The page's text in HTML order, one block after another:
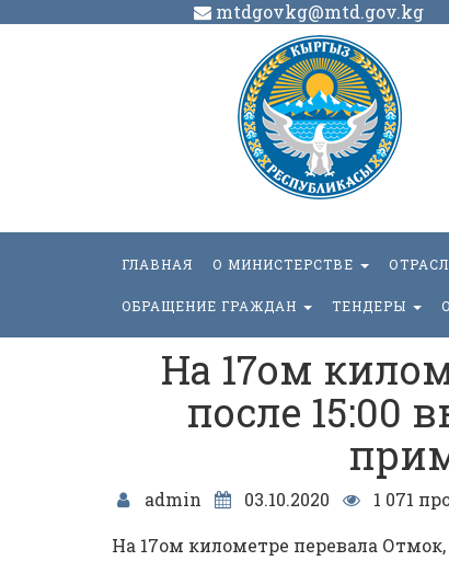
mtdgovkg@mtd.gov.kg
ГЛАВНАЯ О МИНИСТЕРСТВЕ
ОБРАЩЕНИЕ ГРАЖДАН ТЕНДЕРЫ
На 17ом
после 15:00
admin 03.10.2020
1 071
На 17ом километре перевала